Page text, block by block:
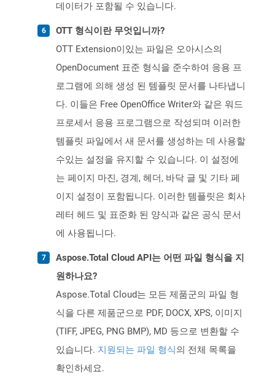
데이터가 포함될 수 있습니다.
OTT 형식이란 무엇입니까?
OTT Extension이있는 파일은 오아시스의
OpenDocument 표준 형식을 준수하여 응용 프
로그램에 의해 생성 된 템플릿 문서를 나타냅니
다. 이들은 Free OpenOffice Writer와 같은 워드
프로세서 응용 프로그램으로 작성되며 이러한
템플릿 파일에서 새 문서를 생성하는 데 사용할
수있는 설정을 유지할 수 있습니다. 이 설정에
는 페이지 마진, 경계, 헤더, 바닥 글 및 기타 페
이지 설정이 포함됩니다. 이러한 템플릿은 회사
레터 헤드 및 표준화 된 양식과 같은 공식 문서
에 사용됩니다.
Aspose.Total Cloud API는 어떤 파일 형식을 지
원하나요?
Aspose.Total Cloud는 모든 제품군의 파일 형
식을 다른 제품군으로 PDF, DOCX, XPS, 이미지
(TIFF, JPEG, PNG BMP), MD 등으로 변환할 수
있습니다. 지원되는 파일 형식의 전체 목록을
확인하세요.